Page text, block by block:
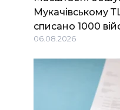
Мукачівському
списано 1000
06.08.2026